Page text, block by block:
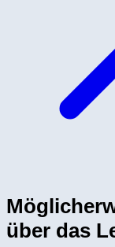
über das